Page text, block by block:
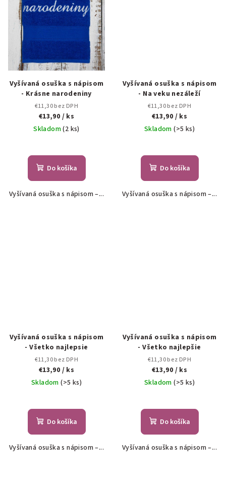
Vyšívaná osuška s nápisom
- Krásne narodeniny
€11,30 bez DPH
€13,90 / ks
Skladom(2 ks)
Do košíka
Vyšívaná osuška s nápisom –...
Vyšívaná osuška s nápisom
- Na veku nezáleží
€11,30 bez DPH
€13,90 / ks
Skladom(>5 ks)
Do košíka
Vyšívaná osuška s nápisom –...
Vyšívaná osuška s nápisom
- Všetko najlepsie
€11,30 bez DPH
€13,90 / ks
Skladom(>5 ks)
Do košíka
Vyšívaná osuška s nápisom –...
Vyšívaná osuška s nápisom
- Všetko najlepšie
€11,30 bez DPH
€13,90 / ks
Skladom(>5 ks)
Do košíka
Vyšívaná osuška s nápisom –...